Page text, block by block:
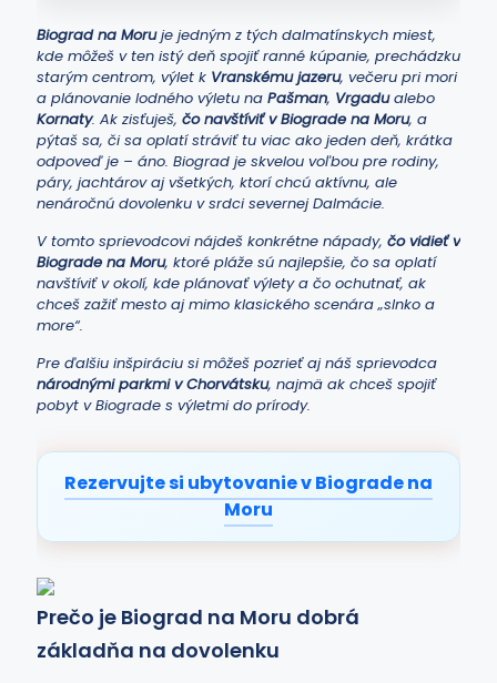
Biograd na Moruje jedným z tých dalmatínskych miest,
kde môžeš v ten istý deň spojiť ranné kúpanie, prechádzku
starým centrom, výlet k Vranskému jazeru, večeru pri mori
a plánovanie lodného výletu na Pašman, Vrgadualebo
Kornaty. Ak zisťuješ, čo navštíviť v Biograde na Moru, a
pýtaš sa, či sa oplatí stráviť tu viac ako jeden deň, krátka
odpoveď je – áno. Biograd je skvelou voľbou pre rodiny,
páry, jachtárov aj všetkých, ktorí chcú aktívnu, ale
nenáročnú dovolenku v srdci severnej Dalmácie.
V tomto sprievodcovi nájdeš konkrétne nápady, čo vidieť v
Biograde na Moru, ktoré pláže sú najlepšie, čo sa oplatí
navštíviť v okolí, kde plánovať výlety a čo ochutnať, ak
chceš zažiť mesto aj mimo klasického scenára „slnko a
more“.
Pre ďalšiu inšpiráciu si môžeš pozrieť aj náš sprievodca
národnými parkmi v Chorvátsku, najmä ak chceš spojiť
pobyt v Biograde s výletmi do prírody.
Rezervujte si ubytovanie v Biograde na
Moru
Prečo je Biograd na Moru dobrá
základňa na dovolenku